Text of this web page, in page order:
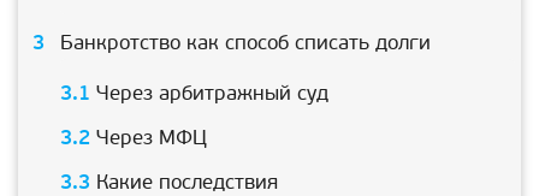
Банкротство как способ списать долги
Через арбитражный суд
Через МФЦ
Какие последствия